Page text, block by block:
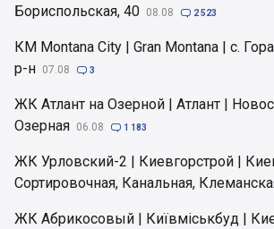
Бориспольская, 40 08.08  2 523
КМ Montana City | Gran Montana | с.
р-н 07.08  3
ЖК Атлант на Озерной | Атлант |
Озерная 06.08  1 183
ЖК Урловский-2 | Киевгорстрой |
Сортировочная, Канальная,
ЖК Абрикосовый | Київміськбуд |